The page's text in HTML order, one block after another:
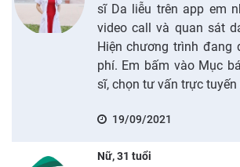
sĩ Da liễu trên app em
video call và quan sát
Hiện chương trình đang
phí. Em bấm vào Mục
sĩ, chọn tư vấn trực tuyến
19/09/2021
Nữ, 31 tuổi